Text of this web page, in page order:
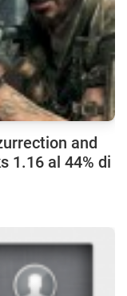
and
1.16 al 44% di